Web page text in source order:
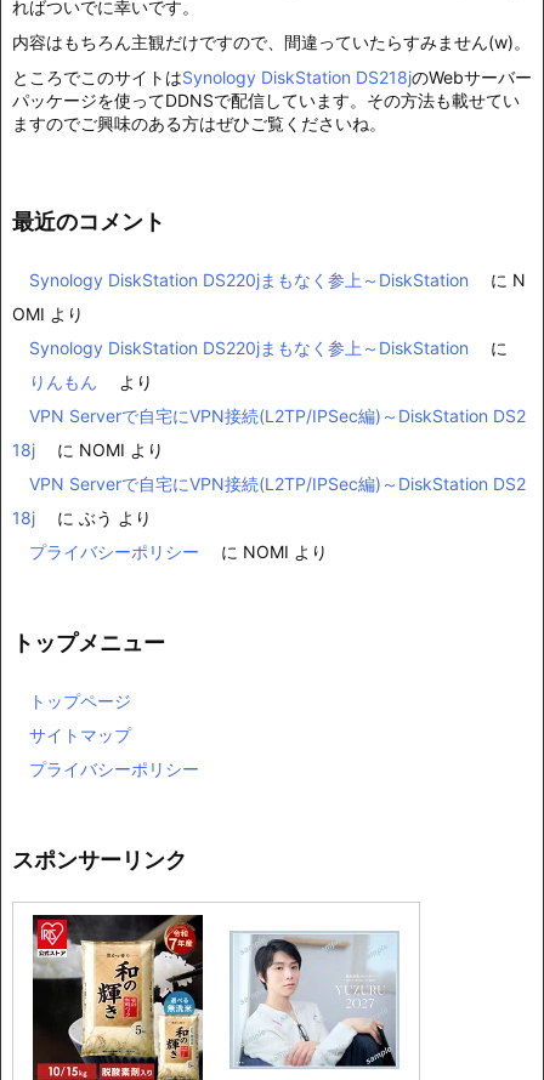
ればついでに幸いです。
内容はもちろん主観だけですので、間違っていたらすみません(w)。
ところでこのサイトはSynology DiskStation DS218jのWebサーバー
パッケージを使ってDDNSで配信しています。その方法も載せてい
ますのでご興味のある方はぜひご覧くださいね。
最近のコメント
Synology DiskStation DS220jまもなく参上～DiskStation に N
OMI より
Synology DiskStation DS220jまもなく参上～DiskStation
に
りんもん
より
VPN Serverで自宅にVPN接続(L2TP/IPSec編)～DiskStation DS2
18j
に NOMI より
VPN Serverで自宅にVPN接続(L2TP/IPSec編)～DiskStation DS2
18j
に ぶう より
プライバシーポリシー
に NOMI より
トップメニュー
トップページ
サイトマップ
プライバシーポリシー
スポンサーリンク